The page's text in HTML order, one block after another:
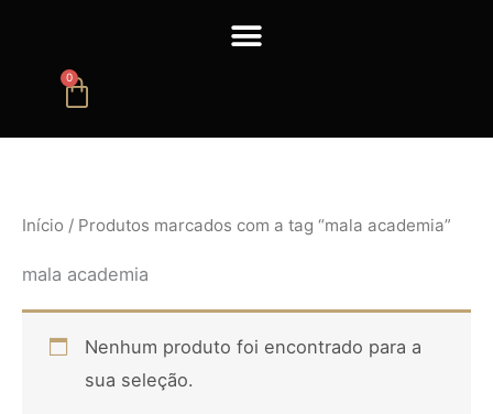
0
Carrinho
Início / Produtos marcados com a tag “mala academia”
mala academia
Nenhum produto foi encontrado para a
sua seleção.